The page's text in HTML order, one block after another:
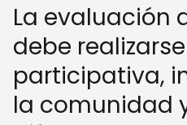
La evaluación
debe
participativa,
la comunidad